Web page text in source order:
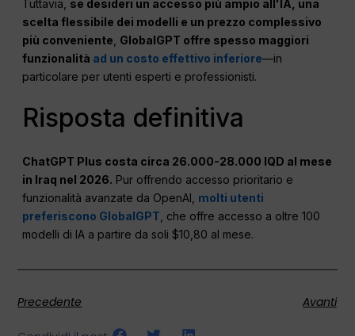
Tuttavia, se desideri un accesso più ampio all'IA, una
scelta flessibile dei modelli e un prezzo complessivo
più conveniente GlobalGPT offre spesso maggiori
funzionalità ad un costo effettivo inferiore—in
particolare per utenti esperti e professionisti.
Risposta definitiva
ChatGPT Plus costa circa 26.000-28.000 IQD al mese
in Iraq nel 2026. Pur offrendo accesso prioritario e
funzionalità avanzate da OpenAI, molti utenti
preferiscono GlobalGPT , che offre accesso a oltre 100
modelli di IA a partire da soli $10,80 al mese.
Precedente Avanti